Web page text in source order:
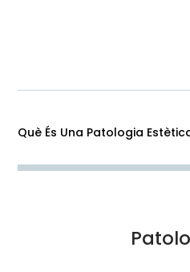
Què És Una Patologia